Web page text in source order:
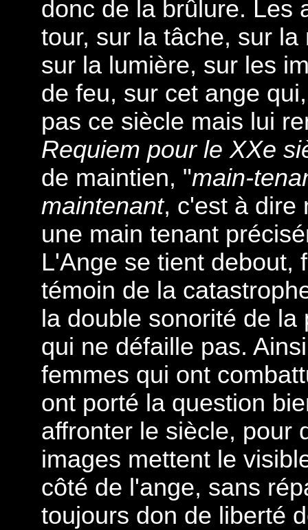
donc de la brûlure. Les
tour, sur la tâche, sur
sur la lumière, sur les
de feu, sur cet ange
pas ce siècle mais lui
Requiem pour le XXe
de maintien, "main-
maintenant, c'est à dire
une main tenant
L'Ange se tient debout,
témoin de la
la double sonorité de
qui ne défaille pas.
femmes qui ont
ont porté la question
affronter le siècle, pour
images mettent le
côté de l'ange, sans
toujours don de liberté